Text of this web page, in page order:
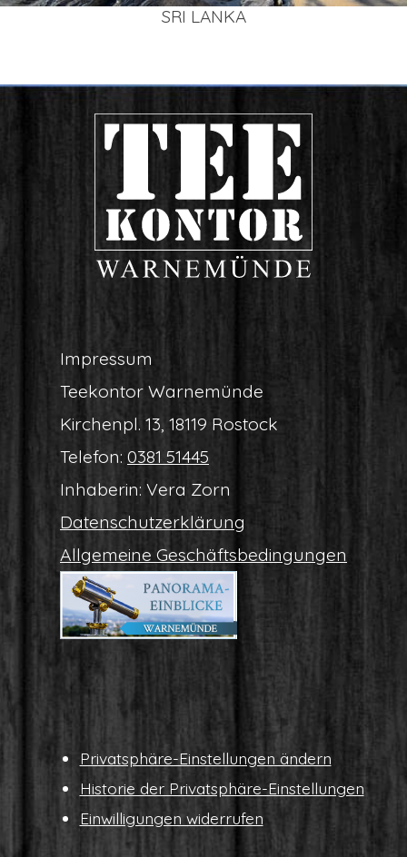
SRI LAN­KA
Impres­sum
Tee­kon­tor Warnemünde
Kir­chen­pl. 13, 18119 Rostock
Tele­fon: 0381 51445
Inha­be­rin: Vera Zorn
Daten­schutz­er­klä­rung
All­ge­mei­ne Geschäftsbedingungen
Pri­vat­sphä­re-Ein­stel­lun­gen ändern
His­to­rie der Privatsphäre-Einstellungen
Ein­wil­li­gun­gen widerrufen